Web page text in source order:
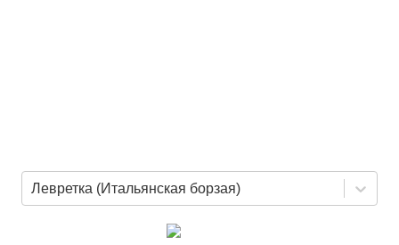
Левретка (Итальянская борзая)